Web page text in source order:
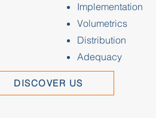
Implementation
Volumetrics
Distribution
Adequacy
DISCOVER US